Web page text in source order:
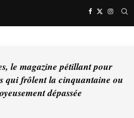
le magazine pétillant pour
qui frôlent la cinquantaine ou
dépassée